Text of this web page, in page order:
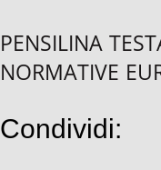
PENSILINA
NORMATIVE
Condividi: